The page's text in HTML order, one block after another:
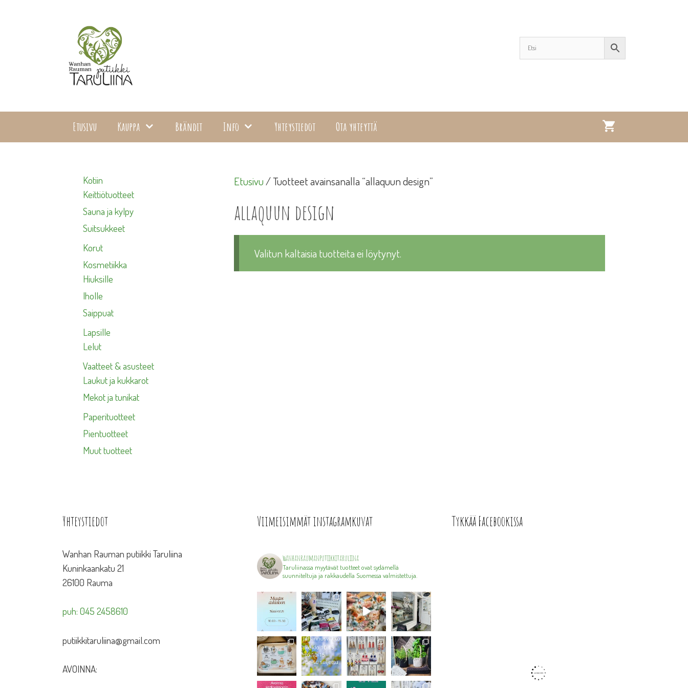
Etusivu Kauppa Brändit Info Yhteystiedot Ota yhteyttä
Etusivu/ Tuotteet avainsanalla “allaquun design”
allaquun design
Valitun kaltaisia tuotteita ei löytynyt.
Kotiin
Keittiötuotteet
Sauna ja kylpy
Suitsukkeet
Korut
Kosmetiikka
Hiuksille
Iholle
Saippuat
Lapsille
Lelut
Vaatteet & asusteet
Laukut ja kukkarot
Mekot ja tunikat
Paperituotteet
Pientuotteet
Muut tuotteet
Yhteystiedot
Wanhan Rauman putiikki Taruliina
Kuninkaankatu 21
26100 Rauma
puh: 045 2458610
putiikkitaruliina@gmail.com
AVOINNA:
Viimeisimmät instagramkuvat
wanhanraumanputiikkitaruliina
Taruliinassa myytävät tuotteet ovat sydämellä
suunniteltuja ja rakkaudella Suomessa valmistettuja.
Tykkää Facebookissa